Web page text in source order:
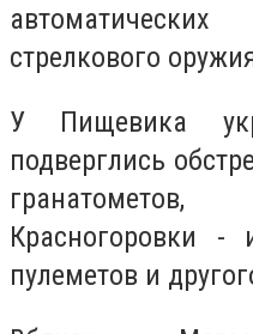
стрелкового
У Пищевика
подверглись
Красногоровки -
пулеметов и